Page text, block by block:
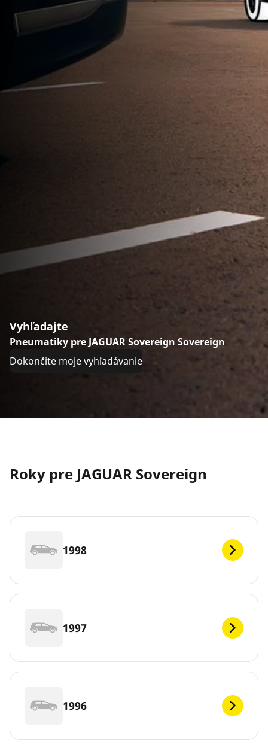
Vyhľadajte
Pneumatiky pre JAGUAR Sovereign Sovereign
Dokončite moje vyhľadávanie
Roky pre JAGUAR Sovereign
1998
1997
1996